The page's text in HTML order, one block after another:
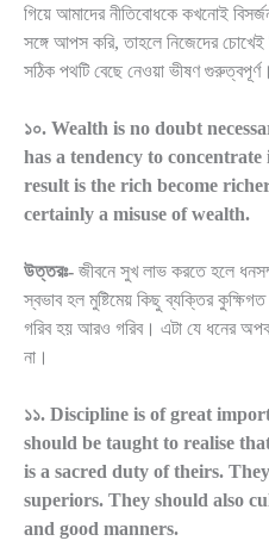
গিয়ে আমাদের নীতিবোধকে কখনোই
সঙ্গে আপস করি, তাহলে নিজেদের
সঠিক পথটি বেছে নেওয়া ভীষণ গুরুত্বপূর্ণ।
১০. Wealth is no doubt
has a tendency to
result is the rich become
certainly a misuse of wealth.
উত্তরঃ- জীবনে সুখ লাভ করতে হলে
স্বভাব হল মুষ্টিমেয় কিছু ব্যক্তির
গরিব হয় আরও গরিব। এটা যে ধনের
না।
১১. Discipline is of great
should be taught to realise
is a sacred duty of theirs.
superiors. They should also
and good manners.